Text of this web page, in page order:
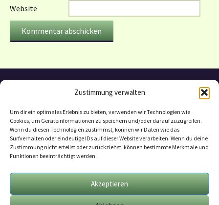
Zustimmung verwalten
Um dir ein optimales Erlebnis zu bieten, verwenden wir Technologien wie
Cookies, um Geräteinformationen zu speichern und/oder darauf zuzugreifen.
Wenn du diesen Technologien zustimmst, können wir Daten wie das
Surfverhalten oder eindeutige IDs auf dieser Website verarbeiten. Wenn du deine
Zustimmung nicht erteilst oder zurückziehst, können bestimmte Merkmale und
Funktionen beeinträchtigt werden.
Akzeptieren
Website
Geschäftsbedingungen